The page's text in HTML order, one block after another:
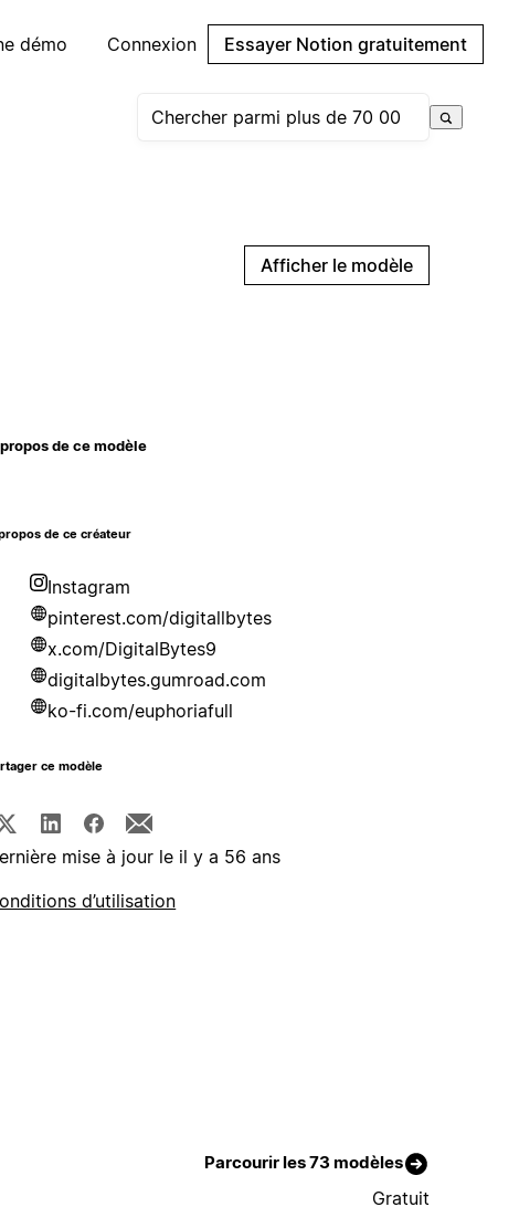
démo Connexion Essayer Notion gratuitement
Afficher le modèle
de ce modèle
de ce créateur
Instagram
pinterest.com/digitallbytes
x.com/DigitalBytes9
digitalbytes.gumroad.com
ko-fi.com/euphoriafull
ce modèle
mise à jour le il y a 56 ans
d’utilisation
Parcourir les 73 modèles
Gratuit